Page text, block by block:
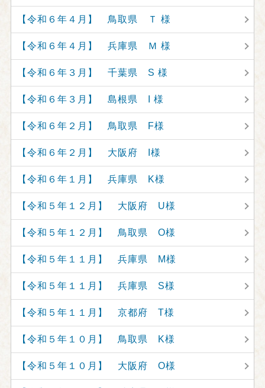
【令和６年４月】 鳥取県 Ｔ 様
【令和６年４月】 兵庫県 Ｍ 様
【令和６年３月】 千葉県 S 様
【令和６年３月】 島根県 I 様
【令和６年２月】 鳥取県 F様
【令和６年２月】 大阪府 I様
【令和６年１月】 兵庫県 K様
【令和５年１２月】 大阪府 U様
【令和５年１２月】 鳥取県 O様
【令和５年１１月】 兵庫県 M様
【令和５年１１月】 兵庫県 S様
【令和５年１１月】 京都府 T様
【令和５年１０月】 鳥取県 K様
【令和５年１０月】 大阪府 O様